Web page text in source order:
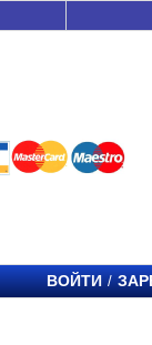
ВОЙТИ /